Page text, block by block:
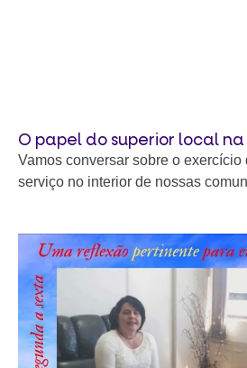
O papel do superior local
Vamos conversar sobre o exercício
serviço no interior de nossas